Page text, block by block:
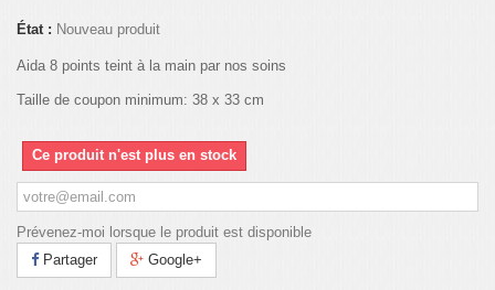
État : Nouveau produit
Aida 8 points teint à la main par nos soins
Taille de coupon minimum: 38 x 33 cm
Ce produit n'est plus en stock
Prévenez-moi lorsque le produit est disponible
Partager
Google+